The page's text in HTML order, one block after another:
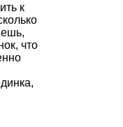
к
что